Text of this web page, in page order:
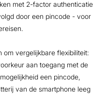
met 2-factor authenticatie
door een pincode - voor
om vergelijkbare flexibiliteit:
aan toegang met de
een pincode,
van de smartphone leeg